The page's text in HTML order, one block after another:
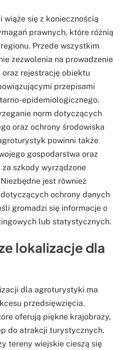
się z koniecznością
prawnych, które różnią
Przede wszystkim
zezwolenia na prowadzenie
rejestrację obiektu
przepisami
epidemiologicznego.
norm dotyczących
oraz ochrony środowiska
powinni także
gospodarstwa oraz
szkody wyrządzone
jest również
ochrony danych
gromadzi się informacje o
lub statystycznych.
lokalizacje dla
dla agroturystyki ma
przedsięwzięcia.
oferują piękne krajobrazy,
do atrakcji turystycznych.
tereny wiejskie cieszą się